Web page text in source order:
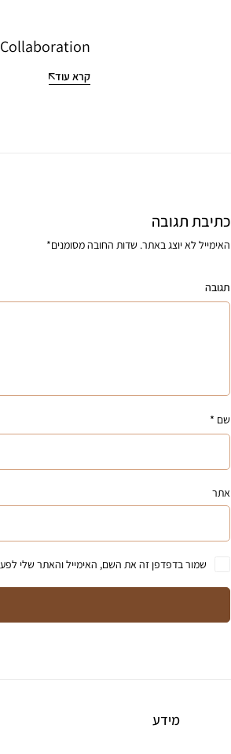
קרא עוד
כתיבת תגובה
האימייל לא יוצג באתר. שדות החובה מסומנים*
תגובה
שם *
אתר
שמור בדפדפן זה את השם, האימייל והאתר שלי
מידע